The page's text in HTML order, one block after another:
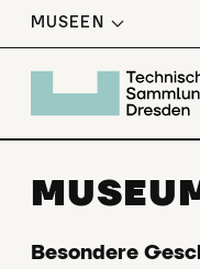
MUSEEN
Besondere